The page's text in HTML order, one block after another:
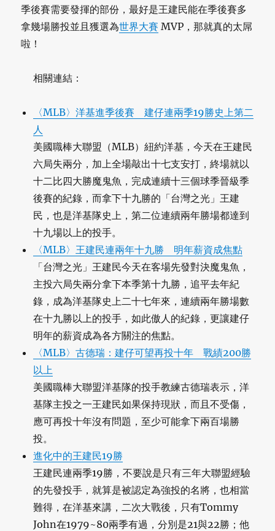
季後賽需要發揮的部份，最好是王建民能在季後賽多
拿幾場勝投並且獲選為世界大賽 MVP，那就真的太屌
啦！
相關連結：
〈MLB〉洋基進季後賽 建仔連兩季19勝史上第二
人
美國職棒大聯盟（MLB）紐約洋基，今天在王建民
六局失兩分，加上全場敲出十七支安打，終場就以
十二比四大勝魔鬼魚，完成連續十三個球季晉級季
後賽的紀錄，而拿下十九勝的「台灣之光」王建
民，也是洋基隊史上，第二位連續兩年勝場都達到
十九場以上的投手。
〈MLB〉王建民連兩年十九勝 明年薪資成焦點
「台灣之光」王建民今天在客場先發對決魔鬼魚，
主投六局失兩分拿下本季第十九勝，追平去年紀
錄，成為洋基隊史上二十七年來，連續兩年勝場數
在十九勝以上的投手，如此傲人的紀錄，更讓建仔
明年的薪資成為各方關注的焦點。
〈MLB〉古德瑞：建仔可望再投十年 戰績200勝
以上
美國職棒大聯盟洋基隊的投手教練古德瑞表示，洋
基隊主投之一王建民如果保持現狀，而且不受傷，
應可再投十年沒有問題，至少可能拿下兩百場勝
投。
進化中的王建民19勝
王建民連兩季19勝，不要說是只有三年大聯盟經驗
的先發投手，就算是被認定為強投的名將，也相當
難得，在洋基來講，二次大戰後，只有Tommy
John在1979~80兩季有過，分別是21與22勝；他